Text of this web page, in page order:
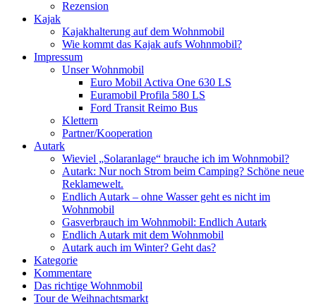
Rezension
Kajak
Kajakhalterung auf dem Wohnmobil
Wie kommt das Kajak aufs Wohnmobil?
Impressum
Unser Wohnmobil
Euro Mobil Activa One 630 LS
Euramobil Profila 580 LS
Ford Transit Reimo Bus
Klettern
Partner/Kooperation
Autark
Wieviel „Solaranlage“ brauche ich im Wohnmobil?
Autark: Nur noch Strom beim Camping? Schöne neue
Reklamewelt.
Endlich Autark – ohne Wasser geht es nicht im
Wohnmobil
Gasverbrauch im Wohnmobil: Endlich Autark
Endlich Autark mit dem Wohnmobil
Autark auch im Winter? Geht das?
Kategorie
Kommentare
Das richtige Wohnmobil
Tour de Weihnachtsmarkt